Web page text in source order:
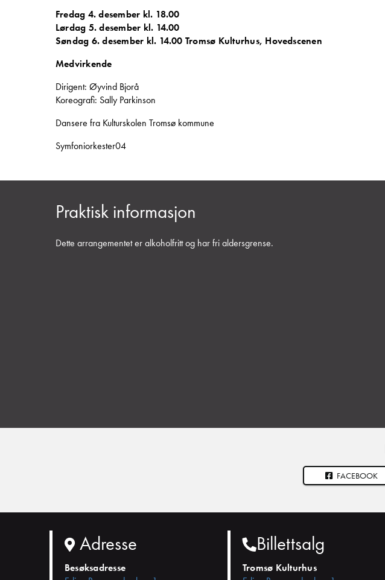
Fredag 4. desember kl. 18.00
Lørdag 5. desember kl. 14.00
Søndag 6. desember kl. 14.00 Tromsø Kulturhus, Hovedscenen
Medvirkende
Dirigent: Øyvind Bjorå
Koreografi: Sally Parkinson
Dansere fra Kulturskolen Tromsø kommune
Symfoniorkester04
Praktisk informasjon
Dette arrangementet er alkoholfritt og har fri aldersgrense.
FACEBOOK
Adresse
Besøksadresse
Billettsalg
Tromsø Kulturhus